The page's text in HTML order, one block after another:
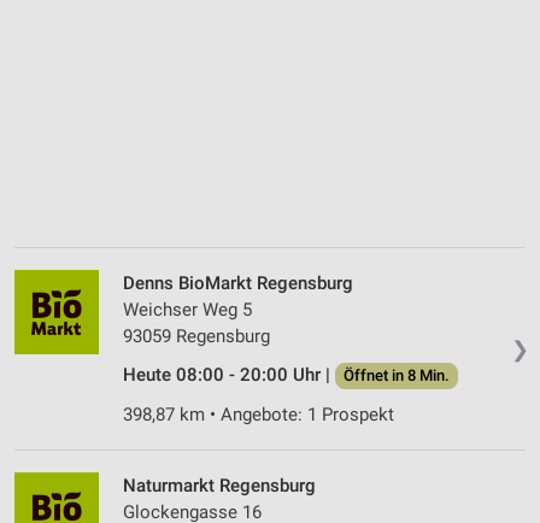
❯
Denns BioMarkt Regensburg
Weichser Weg 5
93059 Regensburg
Heute 08:00 - 20:00 Uhr |
Öffnet in 8 Min.
398,87 km • Angebote: 1 Prospekt
Naturmarkt Regensburg
Glockengasse 16